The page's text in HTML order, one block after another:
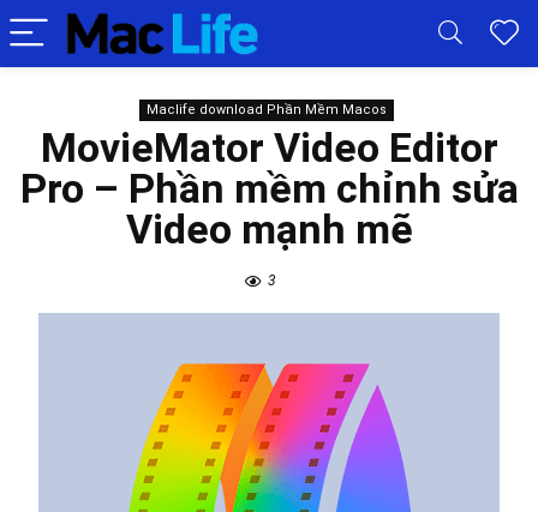
Maclife download Phần Mềm Macos
MovieMator Video Editor
Pro – Phần mềm chỉnh sửa
Video mạnh mẽ
3